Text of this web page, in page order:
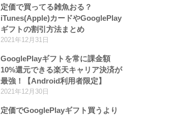
定価で買ってる雑魚おる？
iTunes(Apple)カードやGooglePlay
ギフトの割引方法まとめ
2021年12月31日
GooglePlayギフトを常に課金額
10%還元できる楽天キャリア決済が
最強！【Android利用者限定】
2021年12月30日
定価でGooglePlayギフト買うより